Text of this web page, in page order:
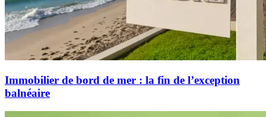
Immobilier de bord de mer : la fin de l’exception
balnéaire